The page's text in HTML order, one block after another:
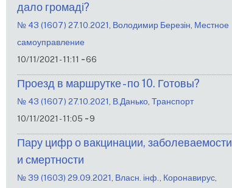
дало громаді?
№ 43 (1607) 27.10.2021 Володимир Березін Местное
самоуправление
10/11/2021 - 11:11 -66
Проезд в маршрутке - по 10. Готовы?
№ 43 (1607) 27.10.2021 В.Данько Транспорт
10/11/2021 - 11:05 -9
Пару цифр о вакцинации, заболеваемости
и смертности
№ 39 (1603) 29.09.2021 Власн. інф. Коронавирус